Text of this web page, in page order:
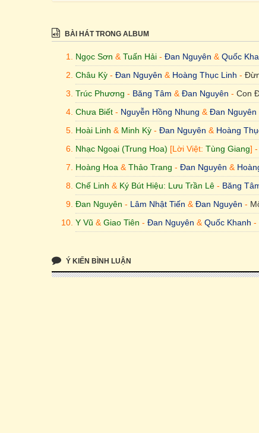
BÀI HÁT TRONG ALBUM
Ngọc Sơn & Tuấn Hải - Đan Nguyên & Quốc
Châu Kỳ - Đan Nguyên & Hoàng Thục Linh -
Trúc Phương - Băng Tâm & Đan Nguyên - Con
Chưa Biết - Nguyễn Hồng Nhung & Đan Nguyên
Hoài Linh & Minh Kỳ - Đan Nguyên & Hoàng
Nhạc Ngoại (Trung Hoa) [Lời Việt: Tùng Giang] -
Hoàng Hoa & Thảo Trang - Đan Nguyên &
Chế Linh & Ký Bút Hiệu: Lưu Trần Lê - Băng
Đan Nguyên - Lâm Nhật Tiến & Đan Nguyên -
Y Vũ & Giao Tiên - Đan Nguyên & Quốc Khanh -
Ý KIẾN BÌNH LUẬN